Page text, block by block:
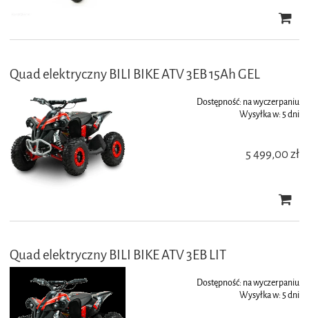
Quad elektryczny BILI BIKE ATV 3EB 15Ah GEL
Dostępność: na wyczerpaniu
Wysyłka w:5 dni
5 499,00 zł
Quad elektryczny BILI BIKE ATV 3EB LIT
Dostępność: na wyczerpaniu
Wysyłka w:5 dni